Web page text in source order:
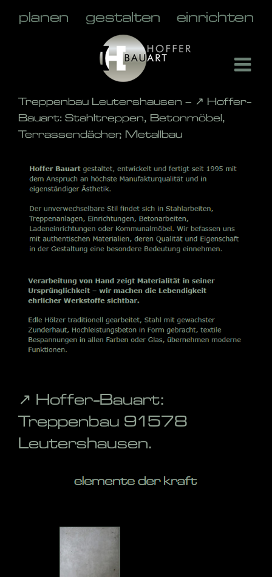
Treppenbau Leutershausen – ↗️ Hoffer-
Bauart: Stahltreppen, Betonmöbel,
Terrassendächer, Metallbau
↗️ Hoffer-Bauart:
Treppenbau 91578
Leutershausen.